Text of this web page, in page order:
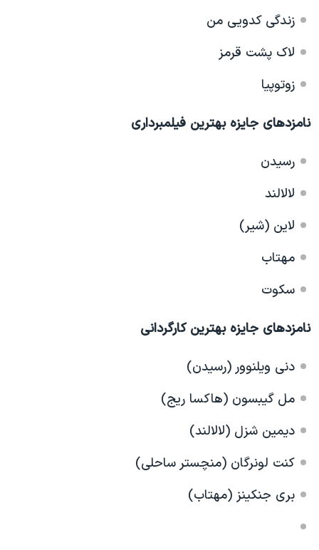
زندگی کدویی من
لاک پشت قرمز
زوتوپیا
نامزدهای جایزه بهترین فیلمبرداری
رسیدن
لالالند
لاین (شیر)
مهتاب
سکوت
نامزدهای جایزه بهترین کارگردانی
دنی ویلنوور (رسیدن)
مل گیبسون (هاکسا ریج)
دیمین شزل (لالالند)
کنت لونرگان (منچستر ساحلی)
بری جنکینز (مهتاب)